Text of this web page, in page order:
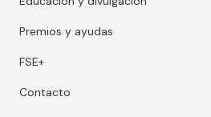
Premios y ayudas
FSE+
Contacto